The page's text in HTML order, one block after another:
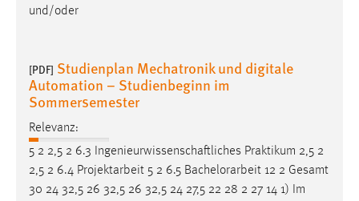
und/oder
[PDF] Studienplan Mechatronik und digitale
Automation – Studienbeginn im
Sommersemester
Relevanz:
5 2 2,5 2 6.3 Ingenieurwissenschaftliches Praktikum 2,5 2
2,5 2 6.4 Projektarbeit 5 2 6.5 Bachelorarbeit 12 2 Gesamt
30 24 32,5 26 32,5 26 32,5 24 27,5 22 28 2 27 14 1) Im